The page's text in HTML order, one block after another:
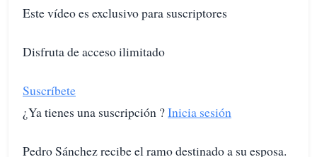
Este vídeo es exclusivo para suscriptores
Disfruta de acceso ilimitado
Suscríbete
¿Ya tienes una suscripción ?Inicia sesión
Pedro Sánchez recibe el ramo destinado a su esposa.